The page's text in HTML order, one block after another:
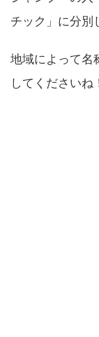
チック」に分別
地域によって名
してくださいね